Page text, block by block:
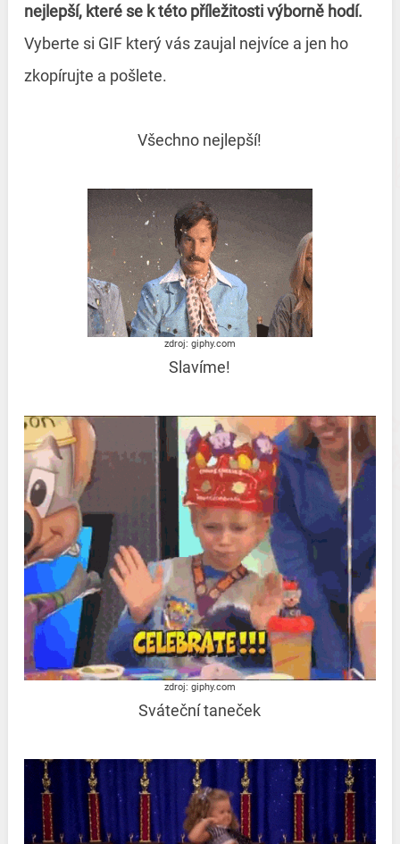
nejlepší, které se k této příležitosti výborně hodí.
Vyberte si GIF který vás zaujal nejvíce a jen ho
zkopírujte a pošlete.
Všechno nejlepší!
zdroj: giphy.com
Slavíme!
zdroj: giphy.com
Sváteční taneček